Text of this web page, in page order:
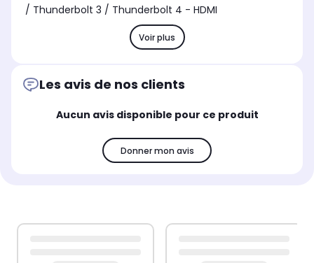
/ Thunderbolt 3 / Thunderbolt 4 - HDMI
Voir plus
Les avis de nos clients
Aucun avis disponible pour ce produit
Donner mon avis